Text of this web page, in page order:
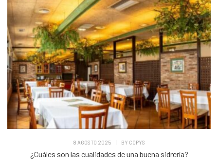
8 AGOSTO 2025 | BY COPYS
¿Cuáles son las cualidades de una buena sidrería?